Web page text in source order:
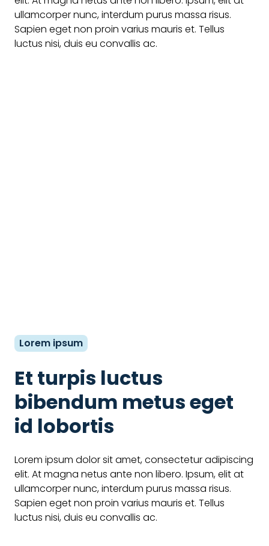
ullamcorper nunc, interdum purus massa risus.
Sapien eget non proin varius mauris et. Tellus
luctus nisi, duis eu convallis ac.
Lorem ipsum
Et turpis luctus
bibendum metus eget
id lobortis
Lorem ipsum dolor sit amet, consectetur adipiscing
elit. At magna netus ante non libero. Ipsum, elit at
ullamcorper nunc, interdum purus massa risus.
Sapien eget non proin varius mauris et. Tellus
luctus nisi, duis eu convallis ac.